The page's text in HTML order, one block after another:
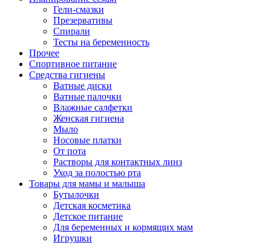
Гели-смазки
Презервативы
Спирали
Тесты на беременность
Прочее
Спортивное питание
Средства гигиены
Ватные диски
Ватные палочки
Влажные салфетки
Женская гигиена
Мыло
Носовые платки
От пота
Растворы для контактных линз
Уход за полостью рта
Товары для мамы и малыша
Бутылочки
Детская косметика
Детское питание
Для беременных и кормящих мам
Игрушки